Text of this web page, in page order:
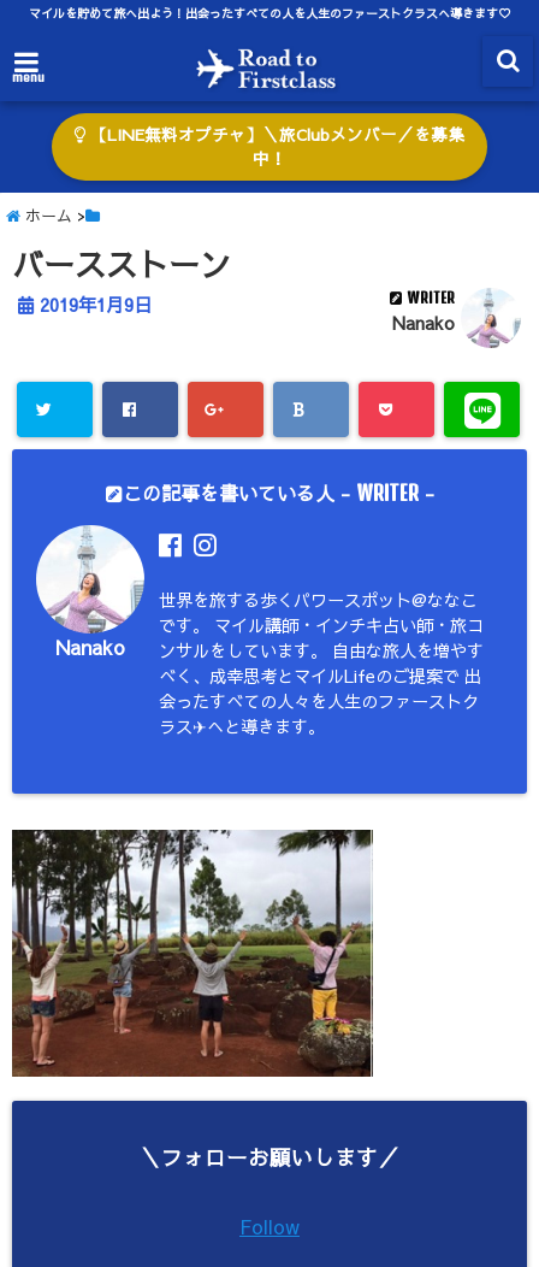
マイルを貯めて旅へ出よう！出会ったすべての人を人生のファーストクラスへ導きます♡
menu
【LINE無料オプチャ】＼旅Clubメンバー／を募集
中！
ホーム >
バースストーン
2019年1月9日 WRITER
Nanako
この記事を書いている人 - WRITER-
Nanako
世界を旅する歩くパワースポット@ななこ
です。 マイル講師・インチキ占い師・旅コ
ンサルをしています。 自由な旅人を増やす
べく、成幸思考とマイルLifeのご提案で 出
会ったすべての人々を人生のファーストク
ラス✈︎へと導きます。
＼フォローお願いします／
Follow